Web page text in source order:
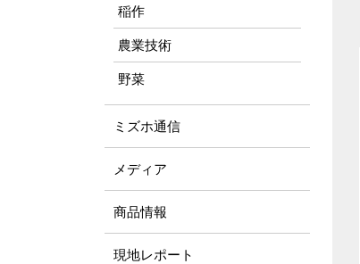
稲作
農業技術
野菜
ミズホ通信
メディア
商品情報
現地レポート